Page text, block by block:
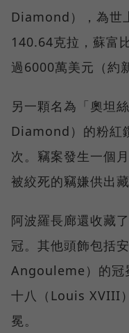
Diamond），為世
140.64克拉，蘇富
過6000萬美元（約
另一顆名為「奧坦
Diamond）的粉紅
次。竊案發生一個
被絞死的竊嫌供出
阿波羅長廊還收藏
冠。其他頭飾包括
Angouleme）的冠
十八（Louis XVIII
冕。